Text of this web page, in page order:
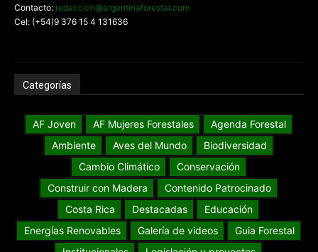
Contacto: redaccion@argentinaforestal.com
Cel: (+54)9 376 15 4 131636
Categorías
AF Joven AF Mujeres Forestales
Agenda Forestal
Ambiente
Aves del Mundo
Biodiversidad
Cambio Climático
Conservación
Construir con Madera
Contenido Patrocinado
Costa Rica
Destacadas
Educación
Energías Renovables
Galería de videos
Guia Forestal